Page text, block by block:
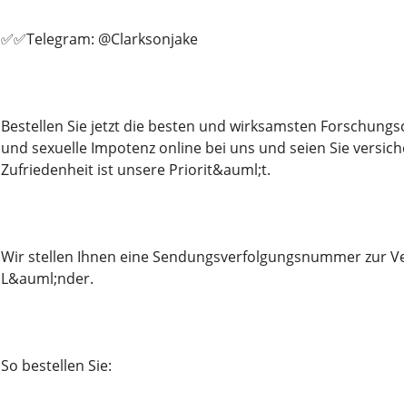
✅✅Telegram: @Clarksonjake
Bestellen Sie jetzt die besten und wirksamsten
und sexuelle Impotenz online bei uns und seien Sie
Zufriedenheit ist unsere Priorit&auml;t.
Wir stellen Ihnen eine Sendungsverfolgungsnummer zur
L&auml;nder.
So bestellen Sie: